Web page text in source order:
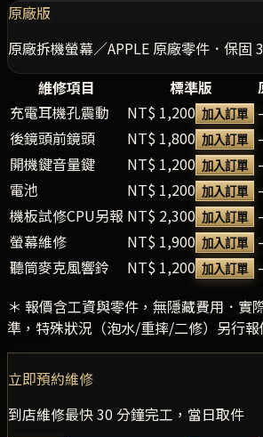
原廠版
原廠拆機螢幕／APPLE 原廠零件．保固
維修項目
標準版
充電耳機孔震動
NT$ 1,200 加入訂單
後鏡頭前鏡頭
NT$ 1,800 加入訂單
開機鍵音量鍵
NT$ 1,200 加入訂單
電池
NT$ 1,200 加入訂單
機板試修CPU另報 NT$ 2,300 加入訂單
螢幕維修
NT$ 1,900 加入訂單
聽筒麥克風響鈴
NT$ 1,200 加入訂單
＊ 報價含工資與零件，無隱藏費用．實
準，特殊狀況（泡水/重摔/二修）另行報
立即預約維修
到店維修最快 30 分鐘完工，當日取件